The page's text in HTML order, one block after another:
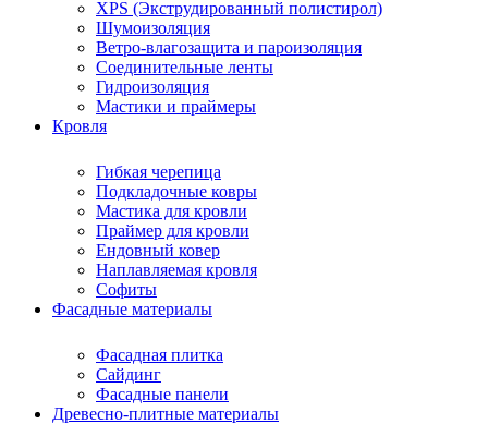
XPS (Экструдированный полистирол)
Шумоизоляция
Ветро-влагозащита и пароизоляция
Соединительные ленты
Гидроизоляция
Мастики и праймеры
Кровля
Гибкая черепица
Подкладочные ковры
Мастика для кровли
Праймер для кровли
Ендовный ковер
Наплавляемая кровля
Софиты
Фасадные материалы
Фасадная плитка
Сайдинг
Фасадные панели
Древесно-плитные материалы